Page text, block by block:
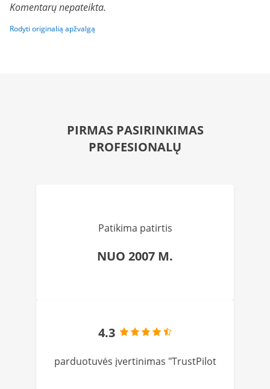
Komentarų nepateikta.
Rodyti originalią apžvalgą
PIRMAS PASIRINKIMAS
PROFESIONALŲ
Patikima patirtis
NUO 2007 M.
4.3
parduotuvės įvertinimas "TrustPilot